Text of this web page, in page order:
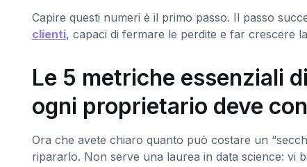
Capire questi numeri è il primo passo. Il passo
clienti, capaci di fermare le perdite e far crescere
Le 5 metriche essenziali
ogni proprietario deve
Ora che avete chiaro quanto può costare un
ripararlo. Non serve una laurea in data science: vi